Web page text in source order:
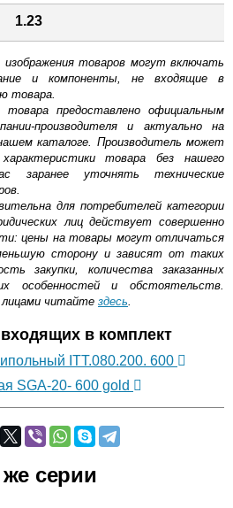
1.23
товаров могут включать
и компоненты, не входящие в
товара.
товара предоставлено официальным
производителя и актуально на
каталоге. Производитель может
товара без нашего
заранее уточнять технические
для потребителей категории
лиц действует совершенно
цены на товары могут отличаться
сторону и зависят от таких
закупки, количества заказанных
особенностей и обстоятельств.
читайте здесь.
в комплект
ITT.080.200. 600
SGA-20- 600 gold
серии